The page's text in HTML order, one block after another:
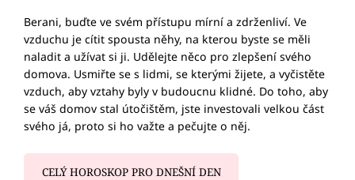
Berani, buďte ve svém přístupu mírní a zdrženliví. Ve
vzduchu je cítit spousta něhy, na kterou byste se měli
naladit a užívat si ji. Udělejte něco pro zlepšení svého
domova. Usmiřte se s lidmi, se kterými žijete, a vyčistěte
vzduch, aby vztahy byly v budoucnu klidné. Do toho, aby
se váš domov stal útočištěm, jste investovali velkou část
svého já, proto si ho važte a pečujte o něj.
CELÝ HOROSKOP PRO DNEŠNÍ DEN